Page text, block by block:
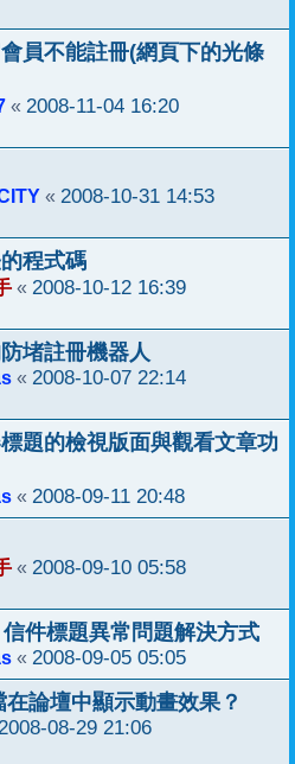
員不能註冊(網頁下的光條
« 2008-11-04 16:20
« 2008-10-31 14:53
程式碼
« 2008-10-12 16:39
堵註冊機器人
« 2008-10-07 22:14
題的檢視版面與觀看文章功
« 2008-09-11 20:48
« 2008-09-10 05:58
件標題異常問題解決方式
« 2008-09-05 05:05
論壇中顯示動畫效果？
2008-08-29 21:06